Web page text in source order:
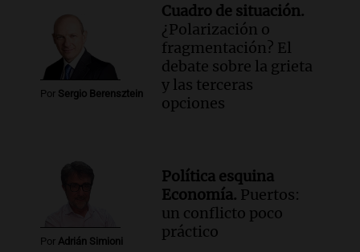
Por Sergio Berensztein
Cuadro de situación.
¿Polarización o
fragmentación? El
debate sobre la grieta
y las terceras
opciones
Por Adrián Simioni
Política esquina
Economía. Puertos:
un conflicto poco
práctico